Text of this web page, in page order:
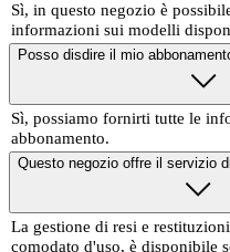
Sì, in questo negozio è
informazioni sui modelli
Posso disdire il mio
Sì, possiamo fornirti tutte le
abbonamento.
Questo negozio offre il servizio
La gestione di resi e
comodato d'uso, è disponibile